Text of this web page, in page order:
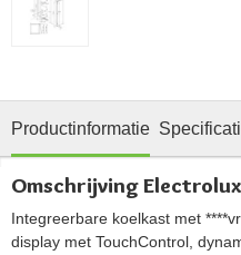
Productinformatie
Omschrijving
Integreerbare koelkast met
display met TouchControl,